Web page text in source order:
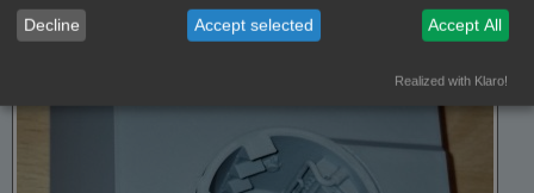
G-kazemat op schaal 1:35 - koepel
Decline Accept selected Accept All
Realized with Klaro!